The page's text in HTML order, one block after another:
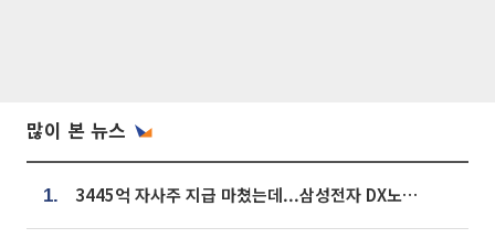
많이 본 뉴스
1. 3445억 자사주 지급 마쳤는데...삼성전자 DX노조, 뒤늦은 '떼쓰기 집회'